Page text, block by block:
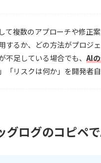
て複数のアプローチや修正
するか、どの方法がプロジ
不足している場合でも、 AI
「リスクは何か」を開発者
グログのコピペ